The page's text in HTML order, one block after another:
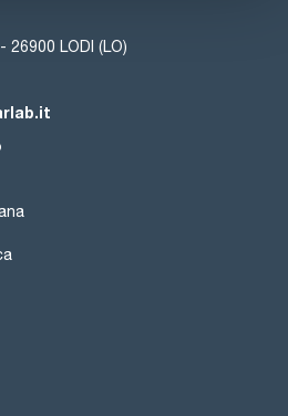
26900 LODI (LO)